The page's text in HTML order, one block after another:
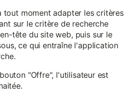
tout moment adapter les critères
sur le critère de recherche
tête du site web, puis sur le
ce qui entraîne l'application
"Offre", l'utilisateur est